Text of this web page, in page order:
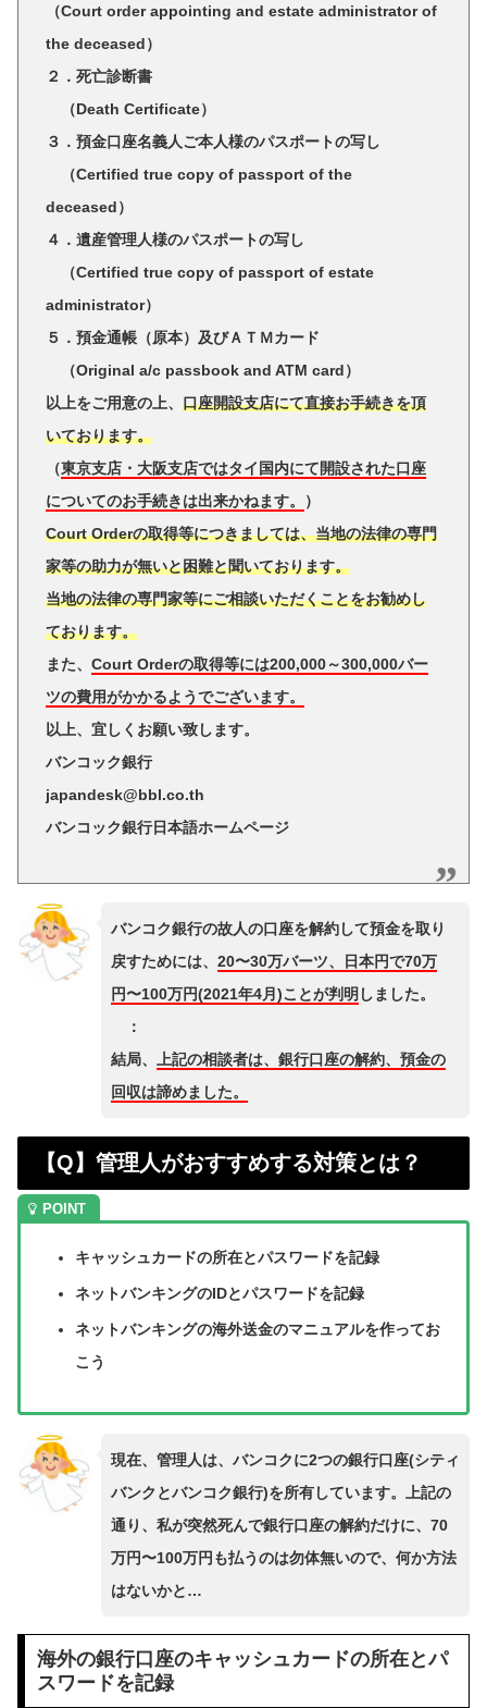
（Court order appointing and estate administrator of
the deceased）
２．死亡診断書
（Death Certificate）
３．預金口座名義人ご本人様のパスポートの写し
（Certified true copy of passport of the
deceased）
４．遺産管理人様のパスポートの写し
（Certified true copy of passport of estate
administrator）
５．預金通帳（原本）及びＡＴＭカード
（Original a/c passbook and ATM card）
以上をご用意の上、口座開設支店にて直接お手続きを頂
いております。
（東京支店・大阪支店ではタイ国内にて開設された口座
についてのお手続きは出来かねます。
）
Court Orderの取得等につきましては、当地の法律の専門
家等の助力が無いと困難と聞いております。
当地の法律の専門家等にご相談いただくことをお勧めし
ております。
また、Court Orderの取得等には200,000～300,000バー
ツの費用がかかるようでございます。
以上、宜しくお願い致します。
バンコック銀行
japandesk@bbl.co.th
バンコック銀行日本語ホームページ
バンコク銀行の故人の口座を解約して預金を取り
戻すためには、 20〜30万バーツ、日本円で70万
円〜100万円(2021年4月)ことが判明 しました。
：
結局、
上記の相談者は、銀行口座の解約、預金の
回収は諦めました。
【Q】管理人がおすすめする対策とは？
キャッシュカードの所在とパスワードを記録
ネットバンキングのIDとパスワードを記録
ネットバンキングの海外送金のマニュアルを作ってお
こう
現在、管理人は、バンコクに2つの銀行口座(シティ
バンクとバンコク銀行)を所有しています。上記の
通り、私が突然死んで銀行口座の解約だけに、70
万円〜100万円も払うのは勿体無いので、何か方法
はないかと…
海外の銀行口座のキャッシュカードの所在とパ
スワードを記録